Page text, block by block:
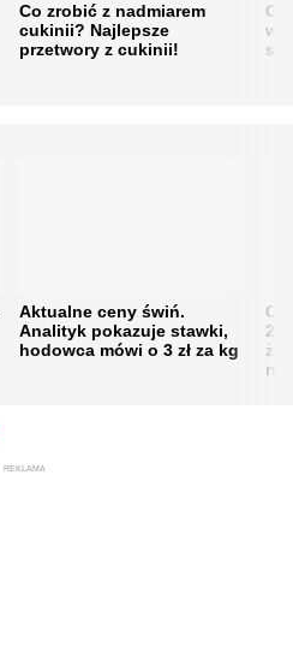
Co zrobić z nadmiarem
cukinii? Najlepsze
przetwory z cukinii!
w
Aktualne ceny świń.
Analityk pokazuje stawki,
hodowca mówi o 3 zł za kg
REKLAMA